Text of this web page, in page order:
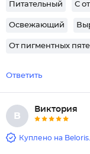
Питательный С
Освежающий
От пигментных
Ответить
В
Виктория
Куплено на